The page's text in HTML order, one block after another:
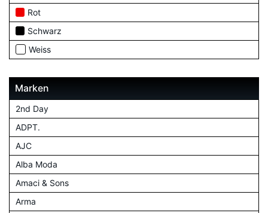
Rot
Schwarz
Weiss
Marken
2nd Day
ADPT.
AJC
Alba Moda
Amaci & Sons
Arma